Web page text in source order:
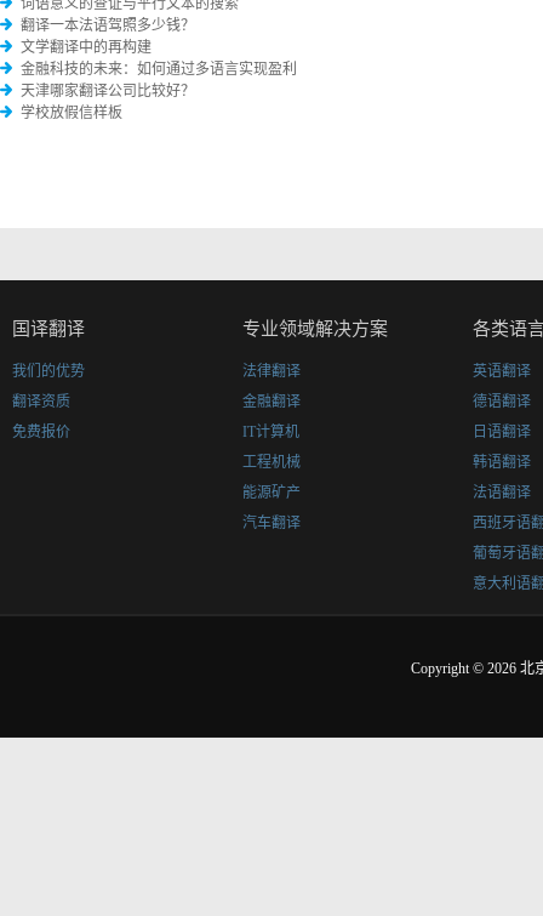
词语意义的查证与平行文本的搜索
翻译一本法语驾照多少钱？
文学翻译中的再构建
金融科技的未来：如何通过多语言实现盈利
天津哪家翻译公司比较好？
学校放假信样板
国译翻译
我们的优势
翻译资质
免费报价
专业领域解决方案
法律翻译
金融翻译
IT计算机
工程机械
能源矿产
汽车翻译
各类语
英语翻译
德语翻译
日语翻译
韩语翻译
法语翻译
西班牙语
葡萄牙语
意大利语
Copyright © 2026 北